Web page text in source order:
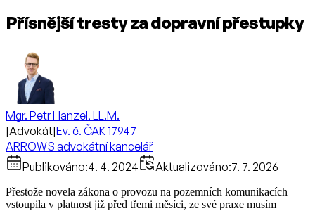
Přísnější tresty za dopravní přestupky
Mgr. Petr Hanzel, LL.M.
|Advokát|Ev. č. ČAK 17947
ARROWS advokátní kancelář
Publikováno:4. 4. 2024 Aktualizováno:7. 7. 2026
Přestože novela zákona o provozu na pozemních komunikacích
vstoupila v platnost již před třemi měsíci, ze své praxe musím